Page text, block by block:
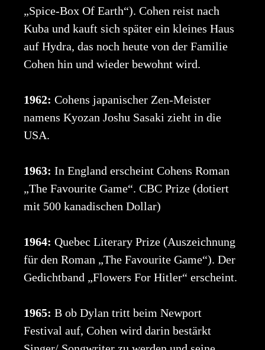
„Spice-Box Of Earth“). Cohen reist nach
Kuba und kauft sich später ein kleines Haus
auf Hydra, das noch heute von der Familie
Cohen hin und wieder bewohnt wird.
1962: Cohens japanischer Zen-Meister
namens Kyozan Joshu Sasaki zieht in die
USA.
1963: In England erscheint Cohens Roman
„The Favourite Game“. CBC Prize (dotiert
mit 500 kanadischen Dollar)
1964: Quebec Literary Prize (Auszeichnung
für den Roman „The Favourite Game“). Der
Gedichtband „Flowers For Hitler“ erscheint.
1965: B ob Dylan tritt beim Newport
Festival auf, Cohen wird darin bestärkt